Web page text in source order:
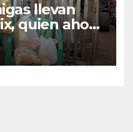
llevan
quien ahora
para